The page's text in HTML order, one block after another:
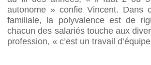
autonome » confie Vincent. Dans
familiale, la polyvalence est de
chacun des salariés touche aux
profession, « c’est un travail